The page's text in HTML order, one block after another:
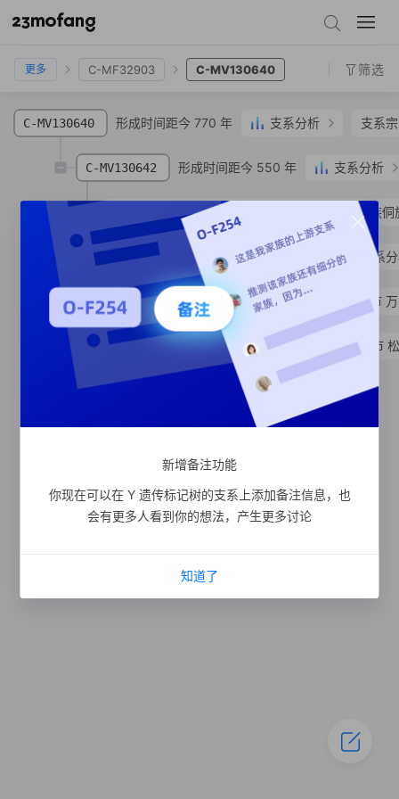
C-FTC59056
更多 C-MF32903 C-MV130640 筛选
C-MV130640 形成时间距今 770 年 支系分析 支系
C-MV130642 形成时间距今 550 年 支系分析
C-MV130659 贵州省 黔东南苗族
C-MV130654 形成时间距今 530 年 支系
C-MV130651 张**汉族 贵州省 铜仁市
C-MV154422张**汉族 贵州省 铜仁市
新增备注功能
你现在可以在 Y 遗传标记树的支系上添加备注信息，也
会有更多人看到你的想法，产生更多讨论
知道了